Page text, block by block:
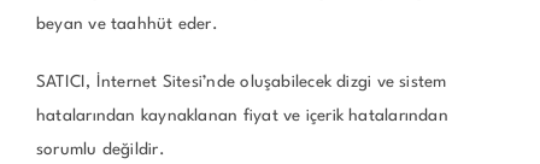
beyan ve taahhüt eder.
SATICI, İnternet Sitesi’nde oluşabilecek dizgi ve sistem
hatalarından kaynaklanan fiyat ve içerik hatalarından
sorumlu değildir.